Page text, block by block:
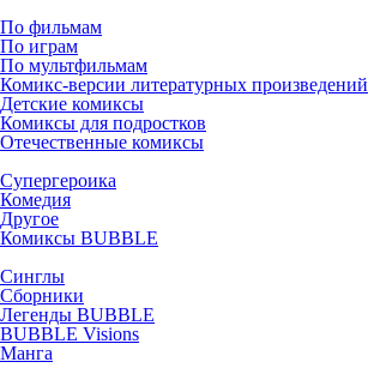
По фильмам
По играм
По мультфильмам
Комикс-версии литературных произведений
Детские комиксы
Комиксы для подростков
Отечественные комиксы
Супергероика
Комедия
Другое
Комиксы BUBBLE
Синглы
Сборники
Легенды BUBBLE
BUBBLE Visions
Манга